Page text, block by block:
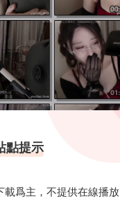
點提示
載爲主，不提供在線播放